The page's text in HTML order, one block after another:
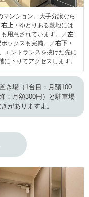
マンション。大手分譲なら
右上・ ゆとりある敷地には
用意されています。／左
ックスも完備。／右下・
エントランスを抜けた先に
下りてアクセスします。
き場（1台目：月額100
：月額300円）と駐車場
がありますよ。